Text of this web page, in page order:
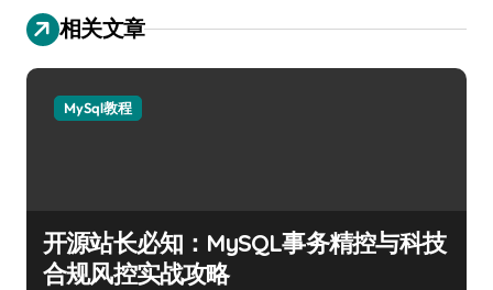
相关文章
MySql教程
开源站长必知：MySQL事务精控与科技
合规风控实战攻略